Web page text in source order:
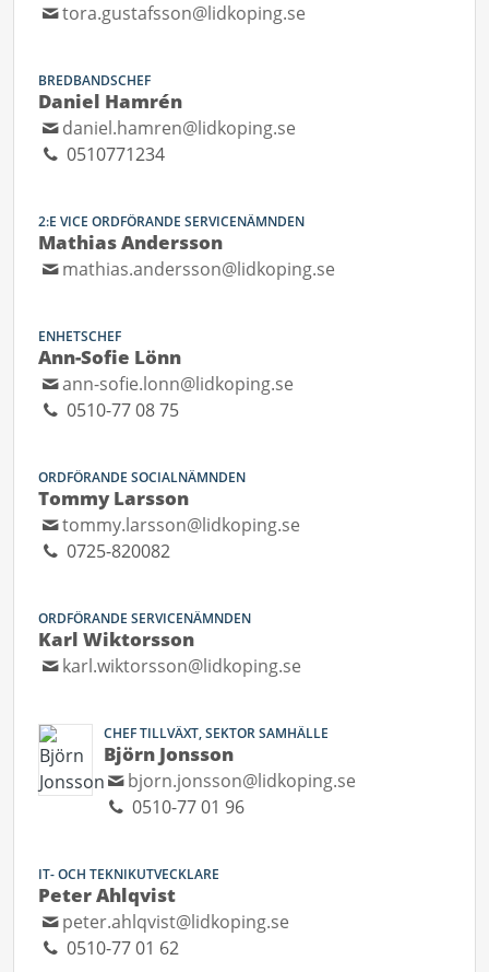
tora.gustafsson@lidkoping.se
BREDBANDSCHEF
Daniel Hamrén
daniel.hamren@lidkoping.se
0510771234
2:E VICE ORDFÖRANDE SERVICENÄMNDEN
Mathias Andersson
mathias.andersson@lidkoping.se
ENHETSCHEF
Ann-Sofie Lönn
ann-sofie.lonn@lidkoping.se
0510-77 08 75
ORDFÖRANDE SOCIALNÄMNDEN
Tommy Larsson
tommy.larsson@lidkoping.se
0725-820082
ORDFÖRANDE SERVICENÄMNDEN
Karl Wiktorsson
karl.wiktorsson@lidkoping.se
CHEF TILLVÄXT, SEKTOR SAMHÄLLE
Björn Jonsson
bjorn.jonsson@lidkoping.se
0510-77 01 96
IT- OCH TEKNIKUTVECKLARE
Peter Ahlqvist
peter.ahlqvist@lidkoping.se
0510-77 01 62